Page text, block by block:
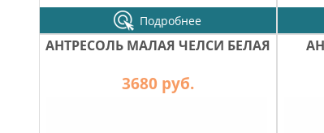
Подробнее
АНТРЕСОЛЬ МАЛАЯ ЧЕЛСИ БЕЛАЯ
3680 руб.